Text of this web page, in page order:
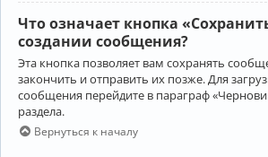
Что означает кнопка
создании сообщения?
Эта кнопка позволяет вам сохранять
закончить и отправить их позже. Для
сообщения перейдите в параграф
раздела.
Вернуться к началу